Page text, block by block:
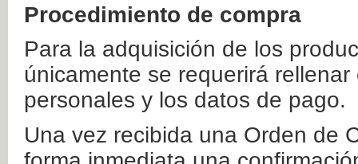
Procedimiento de compra
Para la adquisición de los
únicamente se requerirá
personales y los datos de pago.
Una vez recibida una Orden de